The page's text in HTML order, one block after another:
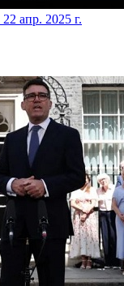
22 апр. 2025 г.